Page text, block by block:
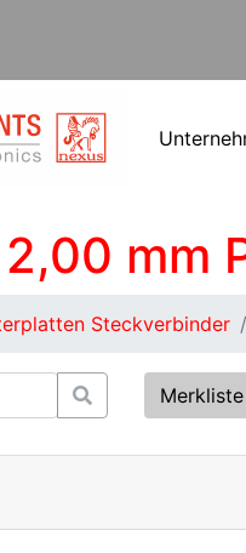
mm
Steckverbinder
Merkliste